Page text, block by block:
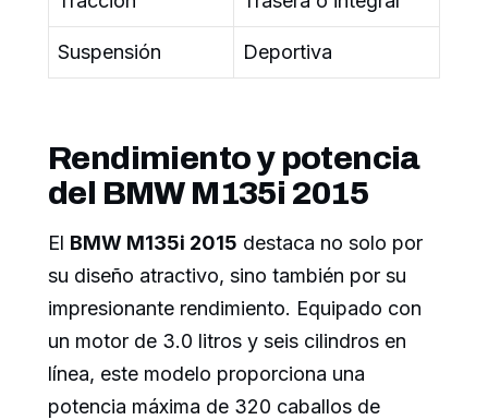
Suspensión Deportiva
Rendimiento y potencia
del BMW M135i 2015
El BMW M135i 2015 destaca no solo por
su diseño atractivo, sino también por su
impresionante rendimiento. Equipado con
un motor de 3.0 litros y seis cilindros en
línea, este modelo proporciona una
potencia máxima de 320 caballos de